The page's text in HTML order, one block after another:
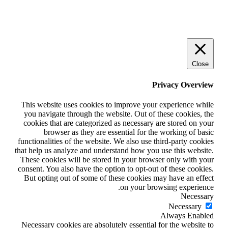
Close
Privacy Overview
This website uses cookies to improve your experience while
you navigate through the website. Out of these cookies, the
cookies that are categorized as necessary are stored on your
browser as they are essential for the working of basic
functionalities of the website. We also use third-party cookies
that help us analyze and understand how you use this website.
These cookies will be stored in your browser only with your
consent. You also have the option to opt-out of these cookies.
But opting out of some of these cookies may have an effect
on your browsing experience.
Necessary
Necessary
Always Enabled
Necessary cookies are absolutely essential for the website to